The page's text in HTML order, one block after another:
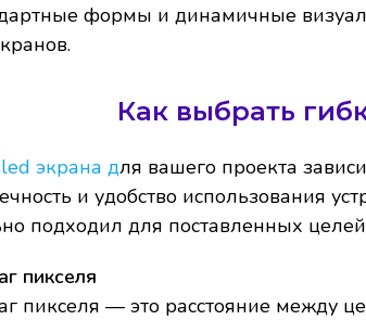
формы и динамичные
Как выбрать
экрана для вашего проекта
и удобство использования
подходил для поставленных
пикселя
пикселя — это расстояние между